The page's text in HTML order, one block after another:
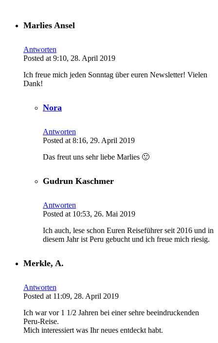
Marlies Ansel
Antworten
Posted at 9:10, 28. April 2019
Ich freue mich jeden Sonntag über euren Newsletter! Vielen
Dank!
Nora
Antworten
Posted at 8:16, 29. April 2019
Das freut uns sehr liebe Marlies 🙂
Gudrun Kaschmer
Antworten
Posted at 10:53, 26. Mai 2019
Ich auch, lese schon Euren Reiseführer seit 2016 und in
diesem Jahr ist Peru gebucht und ich freue mich riesig.
Merkle, A.
Antworten
Posted at 11:09, 28. April 2019
Ich war vor 1 1/2 Jahren bei einer sehre beeindruckenden
Peru-Reise.
Mich interessiert was Ihr neues entdeckt habt.